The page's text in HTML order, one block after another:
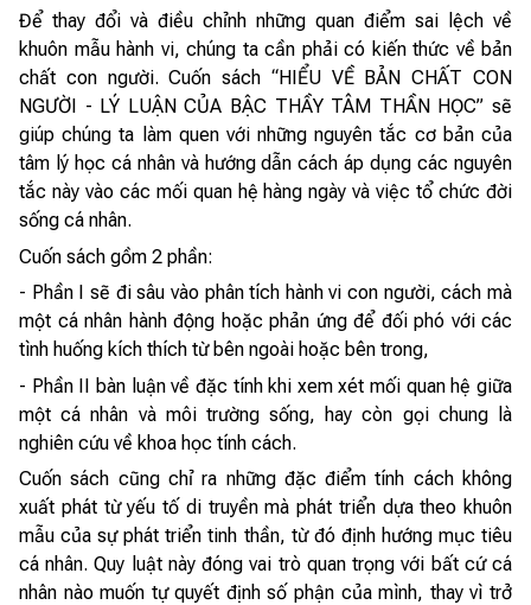
Để thay đổi và điều chỉnh những quan điểm sai lệch về
khuôn mẫu hành vi, chúng ta cần phải có kiến thức về bản
chất con người. Cuốn sách “HIỂU VỀ BẢN CHẤT CON
NGƯỜI - LÝ LUẬN CỦA BẬC THẦY TÂM THẦN HỌC” sẽ
giúp chúng ta làm quen với những nguyên tắc cơ bản của
tâm lý học cá nhân và hướng dẫn cách áp dụng các nguyên
tắc này vào các mối quan hệ hàng ngày và việc tổ chức đời
sống cá nhân.
Cuốn sách gồm 2 phần:
- Phần I sẽ đi sâu vào phân tích hành vi con người, cách mà
một cá nhân hành động hoặc phản ứng để đối phó với các
tình huống kích thích từ bên ngoài hoặc bên trong,
- Phần II bàn luận về đặc tính khi xem xét mối quan hệ giữa
một cá nhân và môi trường sống, hay còn gọi chung là
nghiên cứu về khoa học tính cách.
Cuốn sách cũng chỉ ra những đặc điểm tính cách không
xuất phát từ yếu tố di truyền mà phát triển dựa theo khuôn
mẫu của sự phát triển tinh thần, từ đó định hướng mục tiêu
cá nhân. Quy luật này đóng vai trò quan trọng với bất cứ cá
nhân nào muốn tự quyết định số phận của mình, thay vì trở